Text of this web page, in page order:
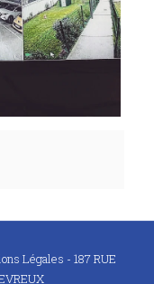
Légales - 187 RUE